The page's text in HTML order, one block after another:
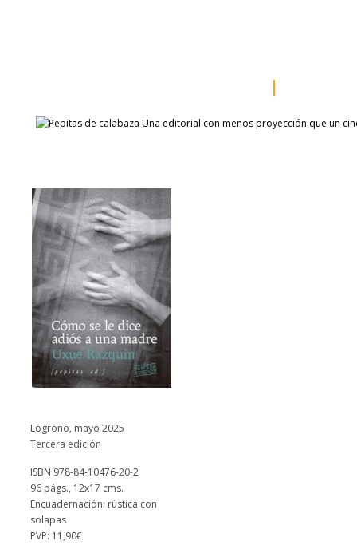
Logroño, mayo 2025
Tercera edición
ISBN 978-84-10476-20-2
96 págs., 12x17 cms.
Encuadernación: rústica con
solapas
PVP: 11,90€